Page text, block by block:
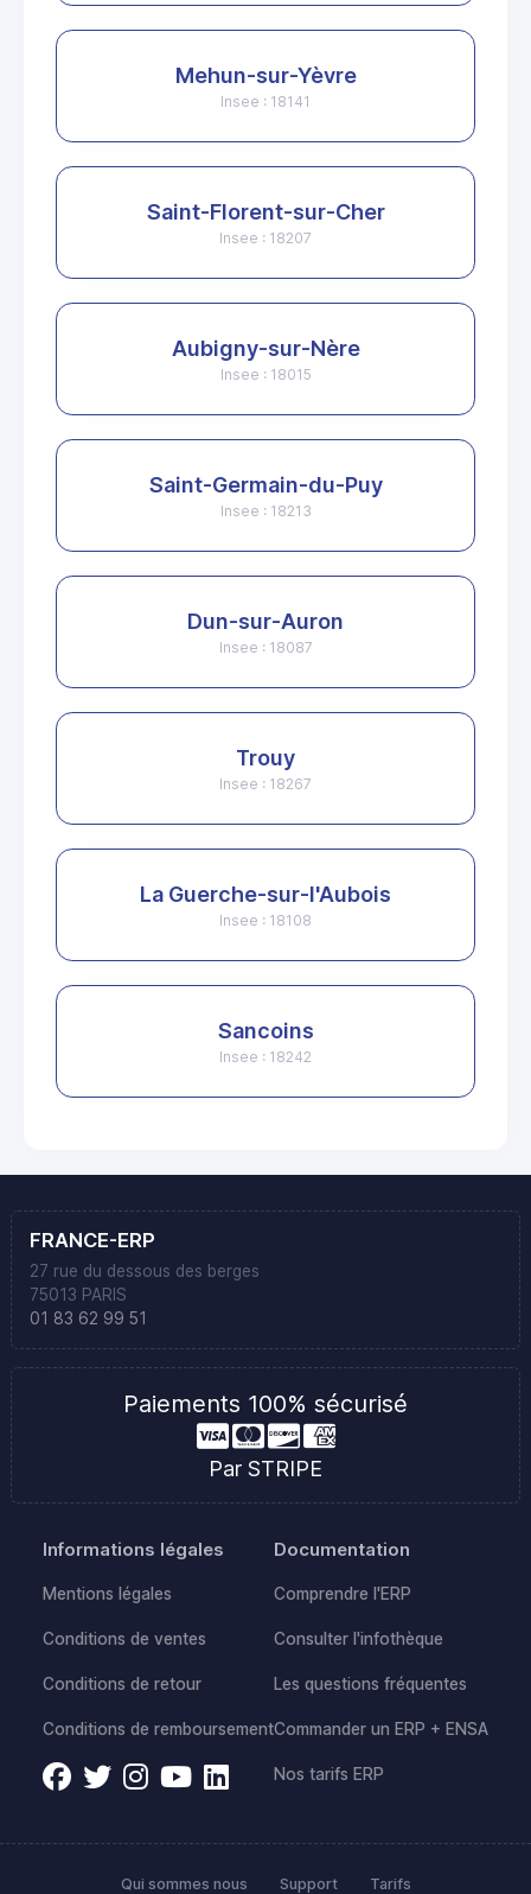
Mehun-sur-Yèvre
Insee : 18141
Saint-Florent-sur-Cher
Insee : 18207
Aubigny-sur-Nère
Insee : 18015
Saint-Germain-du-Puy
Insee : 18213
Dun-sur-Auron
Insee : 18087
Trouy
Insee : 18267
La Guerche-sur-l'Aubois
Insee : 18108
Sancoins
Insee : 18242
FRANCE-ERP
27 rue du dessous des berges
75013 PARIS
01 83 62 99 51
Paiements 100% sécurisé
Par STRIPE
Informations légales
Mentions légales
Conditions de ventes
Conditions de retour
Conditions de remboursement
Documentation
Comprendre l'ERP
Consulter l'infothèque
Les questions fréquentes
Commander un ERP + ENSA
Nos tarifs ERP
Qui sommes nous Support Tarifs